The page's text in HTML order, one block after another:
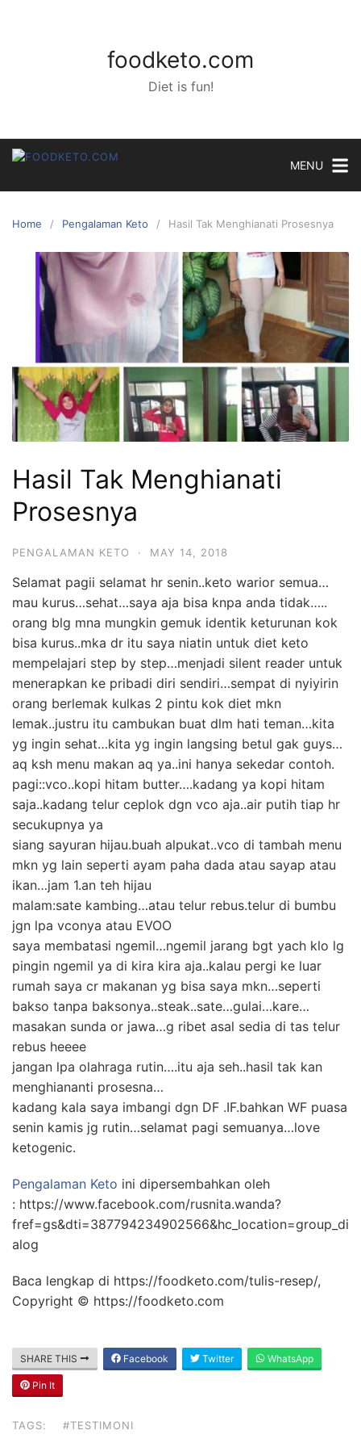
foodketo.com
Diet is fun!
MENU
Home Pengalaman Keto Hasil Tak Menghianati Prosesnya
Hasil Tak Menghianati
Prosesnya
PENGALAMAN KETO · MAY 14, 2018
Selamat pagii selamat hr senin..keto warior semua…
mau kurus…sehat…saya aja bisa knpa anda tidak…..
orang blg mna mungkin gemuk identik keturunan kok
bisa kurus..mka dr itu saya niatin untuk diet keto
mempelajari step by step…menjadi silent reader untuk
menerapkan ke pribadi diri sendiri…sempat di nyiyirin
orang berlemak kulkas 2 pintu kok diet mkn
lemak..justru itu cambukan buat dlm hati teman…kita
yg ingin sehat…kita yg ingin langsing betul gak guys…
aq ksh menu makan aq ya..ini hanya sekedar contoh.
pagi::vco..kopi hitam butter….kadang ya kopi hitam
saja..kadang telur ceplok dgn vco aja..air putih tiap hr
secukupnya ya
siang sayuran hijau.buah alpukat..vco di tambah menu
mkn yg lain seperti ayam paha dada atau sayap atau
ikan…jam 1.an teh hijau
malam:sate kambing…atau telur rebus.telur di bumbu
jgn lpa vconya atau EVOO
saya membatasi ngemil…ngemil jarang bgt yach klo lg
pingin ngemil ya di kira kira aja..kalau pergi ke luar
rumah saya cr makanan yg bisa saya mkn…seperti
bakso tanpa baksonya..steak..sate…gulai…kare…
masakan sunda or jawa…g ribet asal sedia di tas telur
rebus heeee
jangan lpa olahraga rutin….itu aja seh..hasil tak kan
menghiananti prosesna…
kadang kala saya imbangi dgn DF .IF.bahkan WF puasa
senin kamis jg rutin…selamat pagi semuanya…love
ketogenic.
Pengalaman Keto ini dipersembahkan oleh
: https://www.facebook.com/rusnita.wanda?
fref=gs&dti=387794234902566&hc_location=group_di
alog
Baca lengkap di https://foodketo.com/tulis-resep/,
Copyright © https://foodketo.com
SHARE THIS Facebook Twitter WhatsApp
Pin It
TAGS: #TESTIMONI